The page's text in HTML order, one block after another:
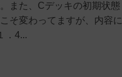
また、Cデッキの初期状態
そ変わってますが、内容に
．4...